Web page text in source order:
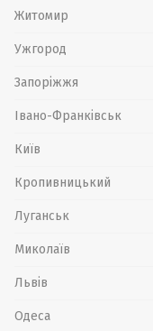
Житомир
Ужгород
Запоріжжя
Івано-Франківськ
Київ
Кропивницький
Луганськ
Миколаїв
Львів
Одеса